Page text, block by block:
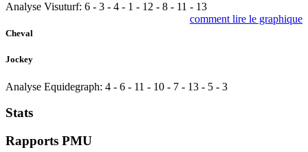
Analyse Visuturf: 6 - 3 - 4 - 1 - 12 - 8 - 11 - 13
comment lire le graphique
Cheval
Jockey
Analyse Equidegraph: 4 - 6 - 11 - 10 - 7 - 13 - 5 - 3
Stats
Rapports PMU